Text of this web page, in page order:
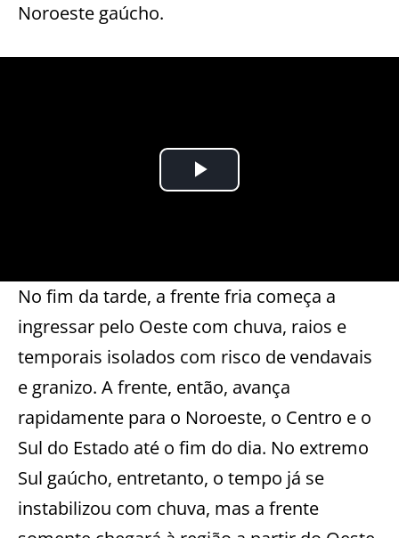
Noroeste gaúcho.
No fim da tarde, a frente fria começa a
ingressar pelo Oeste com chuva, raios e
temporais isolados com risco de vendavais
e granizo. A frente, então, avança
rapidamente para o Noroeste, o Centro e o
Sul do Estado até o fim do dia. No extremo
Sul gaúcho, entretanto, o tempo já se
instabilizou com chuva, mas a frente